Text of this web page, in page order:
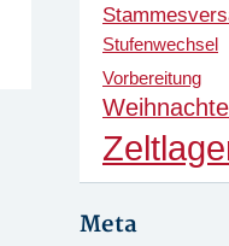
Stufenwechsel
Vorbereitung
Meta